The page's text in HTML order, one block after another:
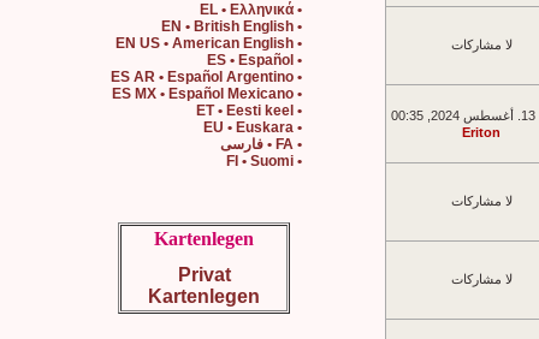
لا مشاركات
Eriton
لا مشاركات
لا مشاركات
• EL • Ελληνικά
• EN • British English
• EN US • American English
• ES • Español
• ES AR • Español Argentino
• ES MX • Español Mexicano
• ET • Eesti keel
• EU • Euskara
• FA • فارسی
• FI • Suomi
Kartenlegen
Privat
Kartenlegen